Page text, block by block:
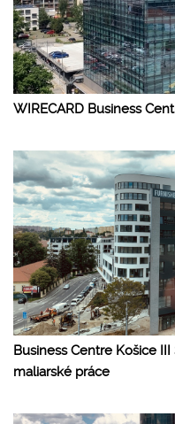
WIRECARD Business
Business Centre Košice
maliarské práce